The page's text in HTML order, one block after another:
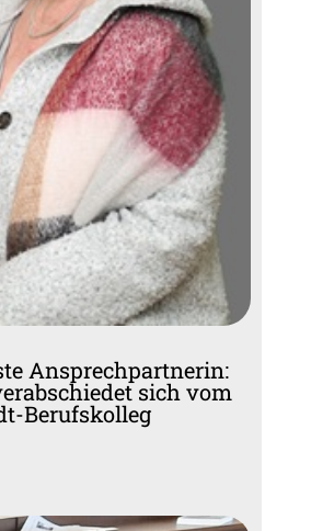
Ansprechpartnerin:
sich vom
Berufskolleg